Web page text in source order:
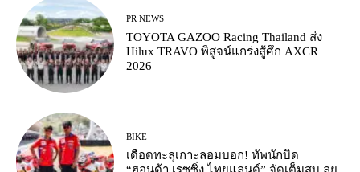
PR NEWS
TOYOTA GAZOO Racing Thailand ส่ง
Hilux TRAVO พิสูจน์แกร่งสู้ศึก AXCR
2026
BIKE
เดือดทะลุเกาะลอมบอก! ทัพนักบิด